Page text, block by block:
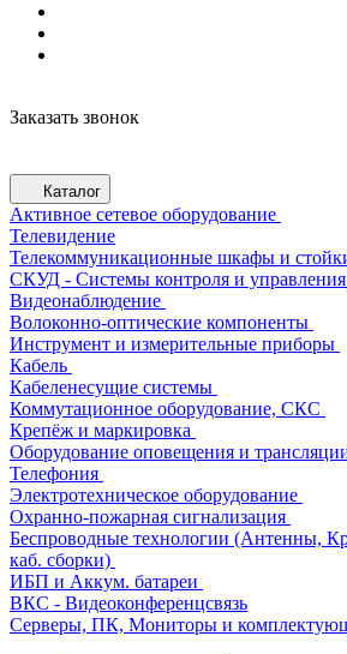
Заказать звонок
Каталог
Активное сетевое оборудование
Телевидение
Телекоммуникационные шкафы и
СКУД - Системы контроля и
Видеонаблюдение
Волоконно-оптические компоненты
Инструмент и измерительные приборы
Кабель
Кабеленесущие системы
Коммутационное оборудование, СКС
Крепёж и маркировка
Оборудование оповещения и
Телефония
Электротехническое оборудование
Охранно-пожарная сигнализация
Беспроводные технологии (Антенны,
каб. сборки)
ИБП и Аккум. батареи
ВКС - Видеоконференцсвязь
Серверы, ПК, Мониторы и